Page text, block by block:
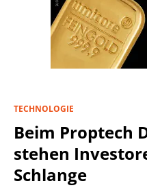
TECHNOLOGIE
Beim Proptech
stehen
Schlange